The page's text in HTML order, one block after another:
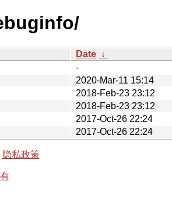
Date ↓
-
2020-Mar-11 15:14
2018-Feb-23 23:12
2018-Feb-23 23:12
2017-Oct-26 22:24
2017-Oct-26 22:24
隐私政策